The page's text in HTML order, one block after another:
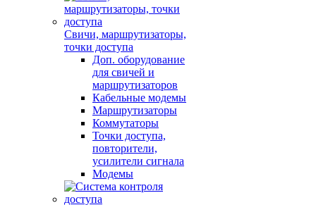
Свичи, маршрутизаторы,
точки доступа
Доп. оборудование
для свичей и
маршрутизаторов
Кабельные модемы
Маршрутизаторы
Коммутаторы
Точки доступа,
повторители,
усилители сигнала
Модемы